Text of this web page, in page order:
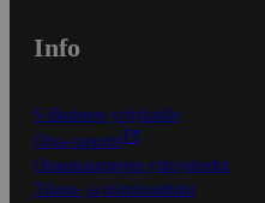
Info
S-Business yrityksille
Oiva-raportit
Osuuskauppojen yhteystiedot
Tilaus- ja toimitusehdot